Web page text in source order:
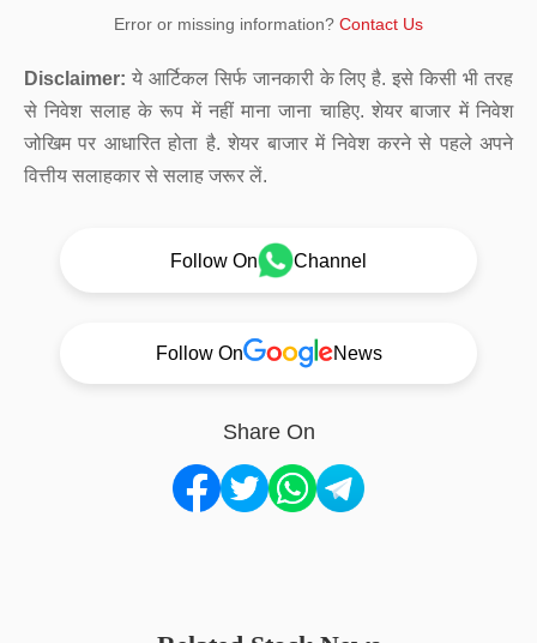
Error or missing information? Contact Us
Disclaimer: ये आर्टिकल सिर्फ जानकारी के लिए है. इसे किसी भी तरह
से निवेश सलाह के रूप में नहीं माना जाना चाहिए. शेयर बाजार में निवेश
जोखिम पर आधारित होता है. शेयर बाजार में निवेश करने से पहले अपने
वित्तीय सलाहकार से सलाह जरूर लें.
Follow On Channel
Follow On News
Share On